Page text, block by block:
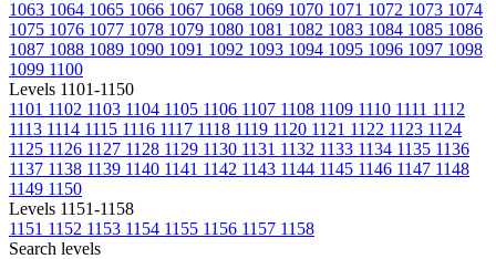
1063 1064 1065 1066 1067 1068 1069 1070 1071 1072 1073 1074
1075 1076 1077 1078 1079 1080 1081 1082 1083 1084 1085 1086
1087 1088 1089 1090 1091 1092 1093 1094 1095 1096 1097 1098
1099 1100
Levels 1101-1150
1101 1102 1103 1104 1105 1106 1107 1108 1109 1110 1111 1112
1113 1114 1115 1116 1117 1118 1119 1120 1121 1122 1123 1124
1125 1126 1127 1128 1129 1130 1131 1132 1133 1134 1135 1136
1137 1138 1139 1140 1141 1142 1143 1144 1145 1146 1147 1148
1149 1150
Levels 1151-1158
1151 1152 1153 1154 1155 1156 1157 1158
Search levels